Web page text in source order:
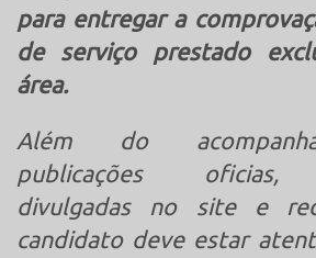
para entregar a
de serviço prestado
área.
Além do
publicações oficias,
divulgadas no site e
candidato deve estar